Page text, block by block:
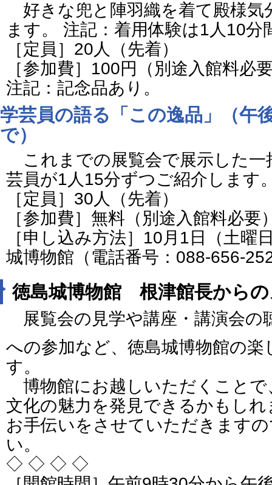
好きな兜と陣羽織を着て殿様気
ます。 注記：着用体験は1人10分
［定員］20人（先着）
［参加費］100円（別途入館料必
注記：記念品あり。
学芸員の語る「この逸品」（午
で）
これまでの展覧会で展示した一
芸員が1人15分ずつご紹介します
［定員］30人（先着）
［参加費］無料（別途入館料必要
［申し込み方法］10月1日（土曜
城博物館（電話番号：088-656-
徳島城博物館 根津館長から
展覧会の見学や講座・講演会の
への参加など、徳島城博物館の楽
す。
博物館にお越しいただくことで
文化の魅力を発見できるかもし
お手伝いをさせていただきます
い。
◇ ◇ ◇ ◇